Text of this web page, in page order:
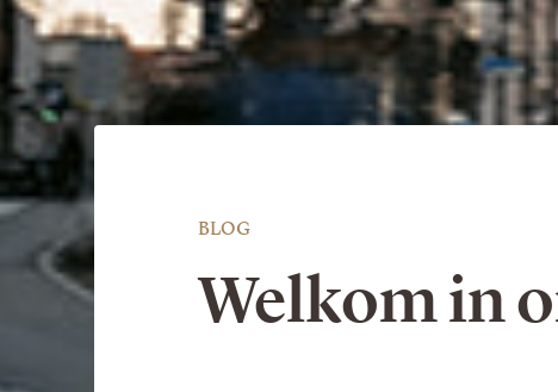
BLOG
Welkom in